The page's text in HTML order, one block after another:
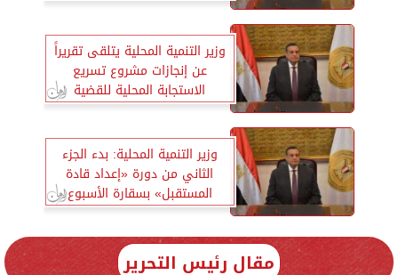
وزير التنمية المحلية يتلقى تقريراً
عن إنجازات مشروع تسريع
الاستجابة المحلية للقضية
السكانية
وزير التنمية المحلية: بدء الجزء
الثاني من دورة «إعداد قادة
المستقبل» بسقارة الأسبوع
المقبل
مقال رئيس التحرير